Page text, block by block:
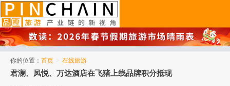
你的位置： 首页 > 在线旅游
君澜、凤悦、万达酒店在飞猪上线品牌积分抵现